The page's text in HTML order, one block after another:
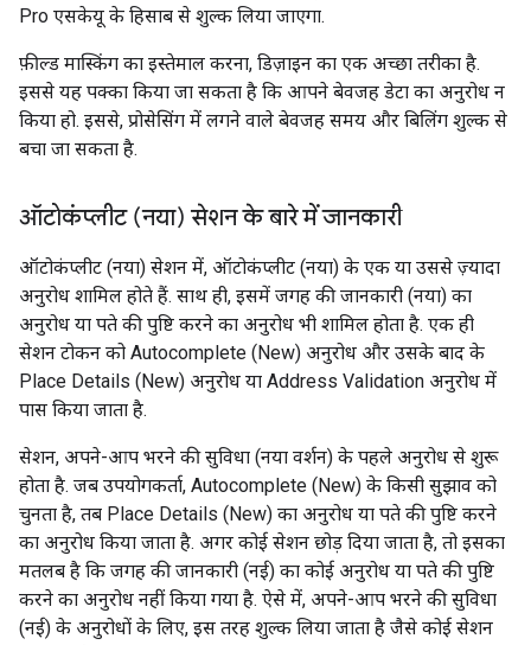
Pro एसकेयू के हिसाब से शुल्क लिया जाएगा.
फ़ील्ड मास्किंग का इस्तेमाल करना, डिज़ाइन का एक अच्छा तरीका है.
इससे यह पक्का किया जा सकता है कि आपने बेवजह डेटा का अनुरोध न
किया हो. इससे, प्रोसेसिंग में लगने वाले बेवजह समय और बिलिंग शुल्क से
बचा जा सकता है.
ऑटोकंप्लीट (नया) सेशन के बारे में जानकारी
ऑटोकंप्लीट (नया) सेशन में, ऑटोकंप्लीट (नया) के एक या उससे ज़्यादा
अनुरोध शामिल होते हैं. साथ ही, इसमें जगह की जानकारी (नया) का
अनुरोध या पते की पुष्टि करने का अनुरोध भी शामिल होता है. एक ही
सेशन टोकन को Autocomplete (New) अनुरोध और उसके बाद के
Place Details (New) अनुरोध या Address Validation अनुरोध में
पास किया जाता है.
सेशन, अपने-आप भरने की सुविधा (नया वर्शन) के पहले अनुरोध से शुरू
होता है. जब उपयोगकर्ता, Autocomplete (New) के किसी सुझाव को
चुनता है, तब Place Details (New) का अनुरोध या पते की पुष्टि करने
का अनुरोध किया जाता है. अगर कोई सेशन छोड़ दिया जाता है, तो इसका
मतलब है कि जगह की जानकारी (नई) का कोई अनुरोध या पते की पुष्टि
करने का अनुरोध नहीं किया गया है. ऐसे में, अपने-आप भरने की सुविधा
(नई) के अनुरोधों के लिए, इस तरह शुल्क लिया जाता है जैसे कोई सेशन